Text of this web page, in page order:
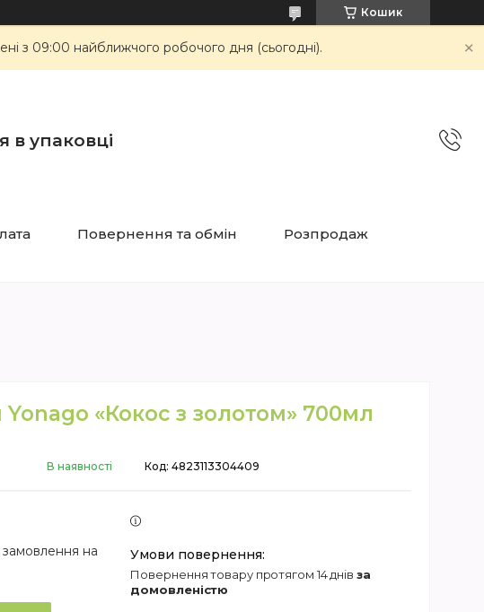
Кошик
з 09:00 найближчого робочого дня (сьогодні).
в упаковці
Повернення та обмін Розпродаж
«Кокос з золотом» 700мл
В наявності Код: 4823113304409
замовлення на
повернення товару протягом 14 днів за
домовленістю